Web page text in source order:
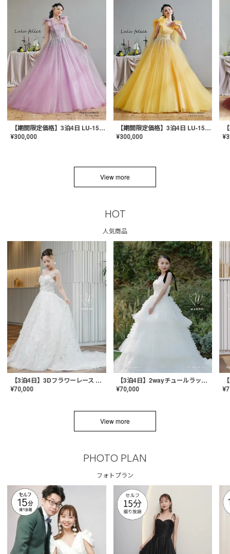
【期間限定価格】3泊4日 LU-1501(Pink)
¥300,000
【期間限定価格】3泊4日 LU-1501(Yellow)
¥300,000 ¥
View more
HOT
人気商品
【3泊4日】3Dフラワーレース ドレス〈PD-WDOR-331〉
¥70,000
【3泊4日】2wayチュールラッフルドレス〈PD-WDOR-341RTL〉
¥70,000 ¥
View more
PHOTO PLAN
フォトプラン